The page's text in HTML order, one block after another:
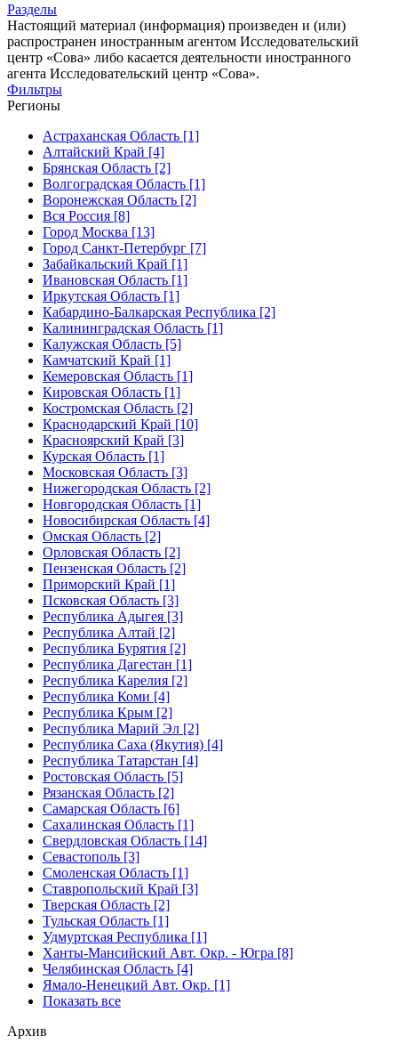
Разделы
Настоящий материал (информация) произведен и (или)
распространен иностранным агентом Исследовательский
центр «Сова» либо касается деятельности иностранного
агента Исследовательский центр «Сова».
Фильтры
Регионы
Астраханская Область [1]
Алтайский Край [4]
Брянская Область [2]
Волгоградская Область [1]
Воронежская Область [2]
Вся Россия [8]
Город Москва [13]
Город Санкт-Петербург [7]
Забайкальский Край [1]
Ивановская Область [1]
Иркутская Область [1]
Кабардино-Балкарская Республика [2]
Калининградская Область [1]
Калужская Область [5]
Камчатский Край [1]
Кемеровская Область [1]
Кировская Область [1]
Костромская Область [2]
Краснодарский Край [10]
Красноярский Край [3]
Курская Область [1]
Московская Область [3]
Нижегородская Область [2]
Новгородская Область [1]
Новосибирская Область [4]
Омская Область [2]
Орловская Область [2]
Пензенская Область [2]
Приморский Край [1]
Псковская Область [3]
Республика Адыгея [3]
Республика Алтай [2]
Республика Бурятия [2]
Республика Дагестан [1]
Республика Карелия [2]
Республика Коми [4]
Республика Крым [2]
Республика Марий Эл [2]
Республика Саха (Якутия) [4]
Республика Татарстан [4]
Ростовская Область [5]
Рязанская Область [2]
Самарская Область [6]
Сахалинская Область [1]
Свердловская Область [14]
Севастополь [3]
Смоленская Область [1]
Ставропольский Край [3]
Тверская Область [2]
Тульская Область [1]
Удмуртская Республика [1]
Ханты-Мансийский Авт. Окр. - Югра [8]
Челябинская Область [4]
Ямало-Ненецкий Авт. Окр. [1]
Показать все
Архив